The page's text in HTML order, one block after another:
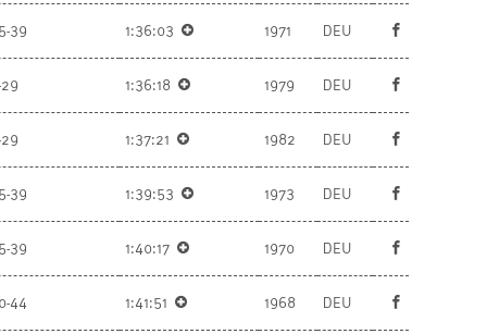
39 1:36:03 1971 DEU
1:36:18 1979 DEU
1:37:21 1982 DEU
39 1:39:53 1973 DEU
39 1:40:17 1970 DEU
44 1:41:51 1968 DEU